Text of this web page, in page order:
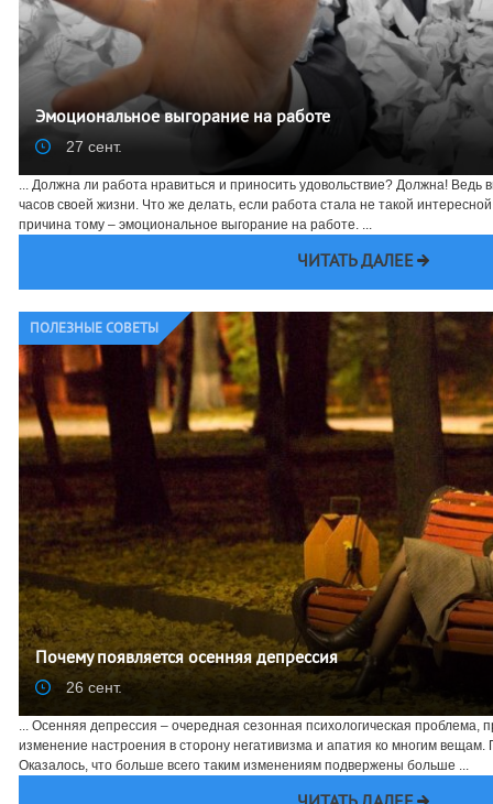
Эмоциональное выгорание на работе
27 сент.
... Должна ли работа нравиться и приносить удовольствие? Должна!
часов своей жизни. Что же делать, если работа стала не такой
причина тому – эмоциональное выгорание на работе. ...
ЧИТАТЬ ДАЛЕЕ
ПОЛЕЗНЫЕ СОВЕТЫ
Почему появляется осенняя депрессия
26 сент.
... Осенняя депрессия – очередная сезонная психологическая проблема,
изменение настроения в сторону негативизма и апатия ко многим вещам.
Оказалось, что больше всего таким изменениям подвержены больше ...